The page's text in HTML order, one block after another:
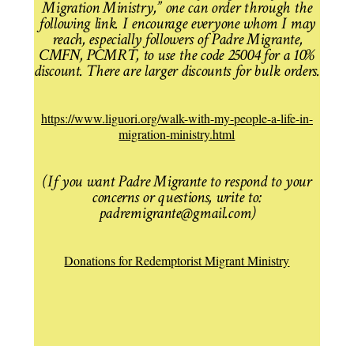
Migration Ministry,” one can order through the
following link. I encourage everyone whom I may
reach, especially followers of Padre Migrante,
CMFN, PCMRT, to use the code 25004 for a 10%
discount. There are larger discounts for bulk orders.
https://www.liguori.org/walk-with-my-people-a-life-in-
migration-ministry.html
(If you want Padre Migrante to respond to your
concerns or questions, write to:
padremigrante@gmail.com)
Donations for Redemptorist Migrant Ministry